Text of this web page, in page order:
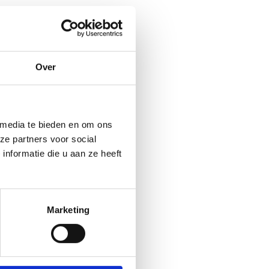
Over
te bieden en om ons
partners voor social
die u aan ze heeft
Marketing
met aandacht voor
perspectief in beeld door
greenkeeper en
kunnen leerlingen op
en de 8 verschillende